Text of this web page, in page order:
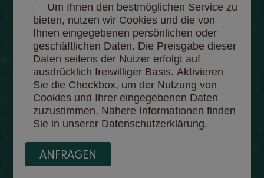
Um Ihnen den bestmöglichen Service zu
bieten, nutzen wir Cookies und die von
Ihnen eingegebenen persönlichen oder
geschäftlichen Daten. Die Preisgabe dieser
Daten seitens der Nutzer erfolgt auf
ausdrücklich freiwilliger Basis. Aktivieren
Sie die Checkbox, um der Nutzung von
Cookies und Ihrer eingegebenen Daten
zuzustimmen. Nähere Informationen finden
Sie in unserer Datenschutzerklärung.
ANFRAGEN